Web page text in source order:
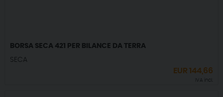
BORSA SECA 421 PER BILANCE DA TERRA
SECA
EUR144,66
IVA incl.